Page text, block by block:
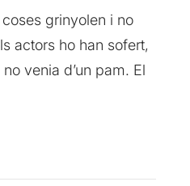
grinyolen i no
actors ho han sofert,
venia d’un pam. El